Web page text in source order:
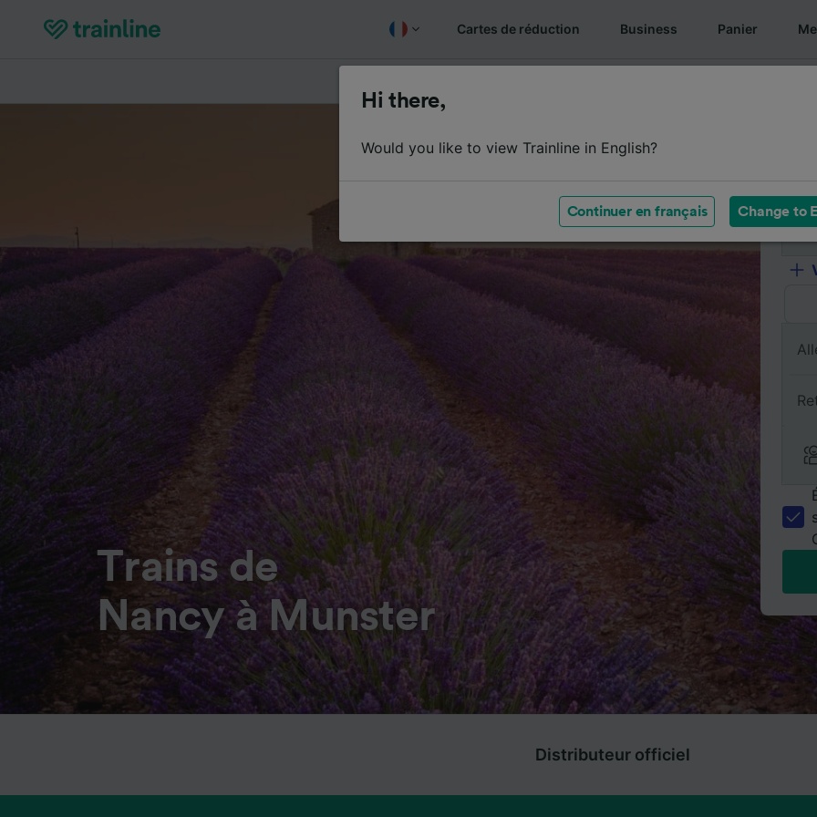
Cartes de réduction Business Panier
Trains de
Nancy à Munster
De
À
Distributeur officiel
Hi there,
Would you like to view Trainline in English?
Continuer en français Change to